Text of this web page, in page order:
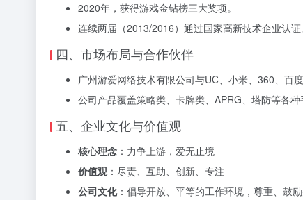
2020年，获得游戏金钻榜三大奖项。
连续两届（2013/2016）通过国家高新技术企业认证
四、市场布局与合作伙伴
广州游爱网络技术有限公司与UC、小米、360、百
公司产品覆盖策略类、卡牌类、APRG、塔防等各
五、企业文化与价值观
核心理念 ：力争上游，爱无止境
价值观：尽责、互助、创新、专注
公司文化：倡导开放、平等的工作环境，尊重、鼓